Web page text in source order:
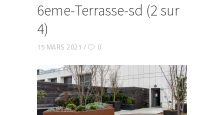
6eme-Terrasse-sd (2 sur
4)
15 MARS 2021 0